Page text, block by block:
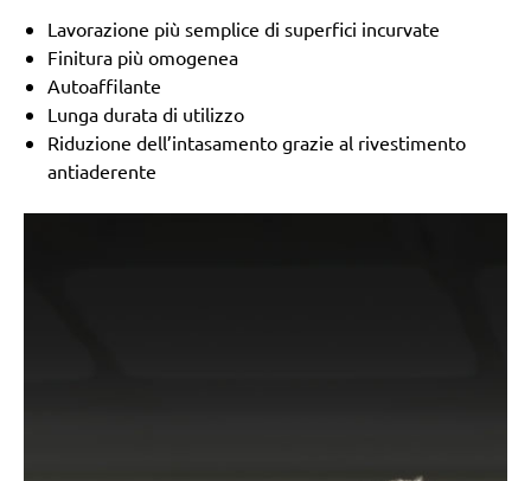
Lavorazione più semplice di superfici incurvate
Finitura più omogenea
Autoaffilante
Lunga durata di utilizzo
Riduzione dell’intasamento grazie al rivestimento
antiaderente